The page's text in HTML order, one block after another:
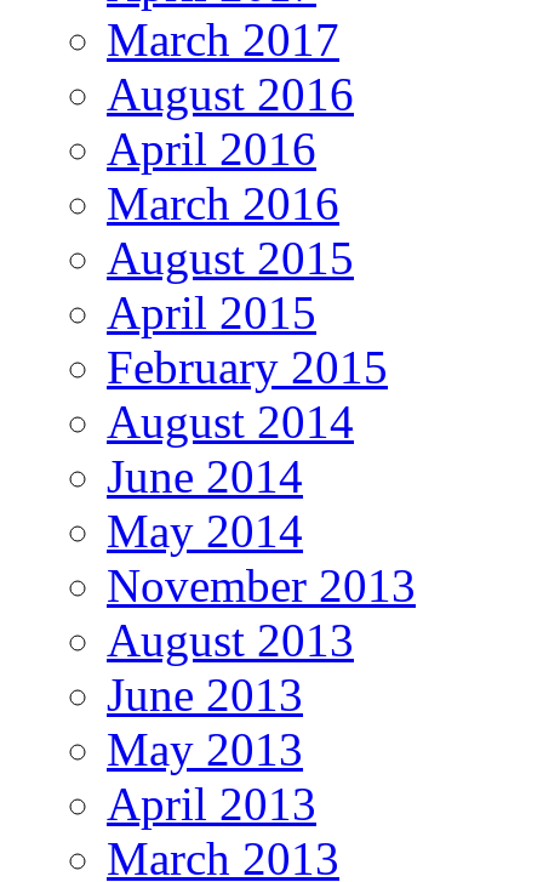
March 2017
August 2016
April 2016
March 2016
August 2015
April 2015
February 2015
August 2014
June 2014
May 2014
November 2013
August 2013
June 2013
May 2013
April 2013
March 2013